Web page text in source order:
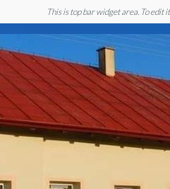
This is top bar widget area. To edit